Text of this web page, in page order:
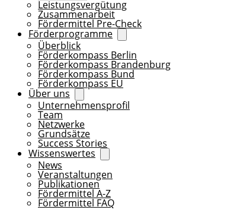
Leistungsvergütung
Zusammenarbeit
Fördermittel Pre-Check
Förderprogramme
Überblick
Förderkompass Berlin
Förderkompass Brandenburg
Förderkompass Bund
Förderkompass EU
Über uns
Unternehmensprofil
Team
Netzwerke
Grundsätze
Success Stories
Wissenswertes
News
Veranstaltungen
Publikationen
Fördermittel A-Z
Fördermittel FAQ